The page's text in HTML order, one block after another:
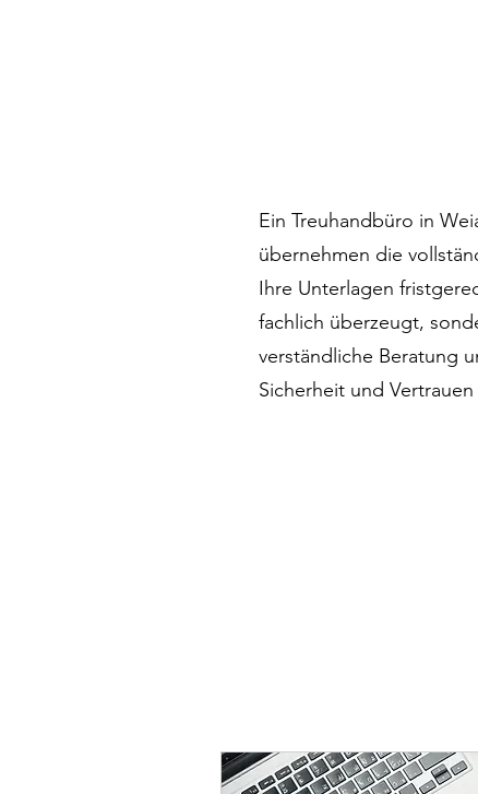
Ein Treuhandbüro in
übernehmen die
Ihre Unterlagen
fachlich überzeugt,
verständliche Beratung
Sicherheit und Vertrauen